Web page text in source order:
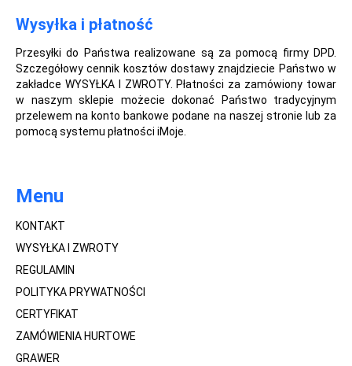
Wysyłka i płatność
Przesyłki do Państwa realizowane są za pomocą firmy DPD.
Szczegółowy cennik kosztów dostawy znajdziecie Państwo w
zakładce WYSYŁKA I ZWROTY. Płatności za zamówiony towar
w naszym sklepie możecie dokonać Państwo tradycyjnym
przelewem na konto bankowe podane na naszej stronie lub za
pomocą systemu płatności iMoje.
Menu
KONTAKT
WYSYŁKA I ZWROTY
REGULAMIN
POLITYKA PRYWATNOŚCI
CERTYFIKAT
ZAMÓWIENIA HURTOWE
GRAWER